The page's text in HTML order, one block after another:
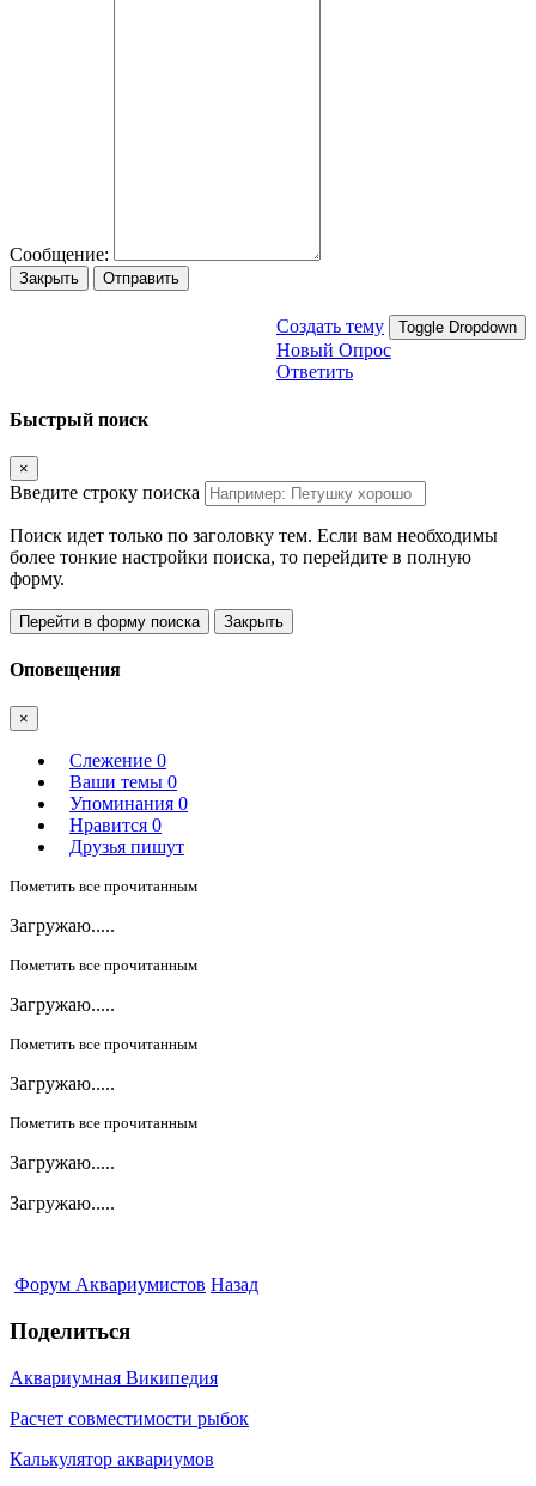
Сообщение:
Закрыть Отправить
Создать тему Toggle Dropdown
Новый Опрос
Ответить
Быстрый поиск
×
Введите строку поиска
Поиск идет только по заголовку тем. Если вам необходимы
более тонкие настройки поиска, то перейдите в полную
форму.
Перейти в форму поиска Закрыть
Оповещения
×
Слежение 0
Ваши темы 0
Упоминания 0
Нравится 0
Друзья пишут
Пометить все прочитанным
Загружаю.....
Пометить все прочитанным
Загружаю.....
Пометить все прочитанным
Загружаю.....
Пометить все прочитанным
Загружаю.....
Загружаю.....
Форум Аквариумистов Назад
Поделиться
Аквариумная Википедия
Расчет совместимости рыбок
Калькулятор аквариумов